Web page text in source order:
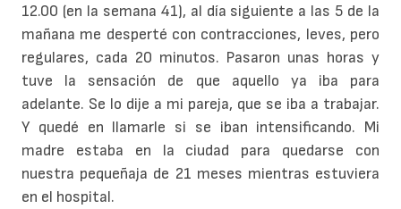
12.00 (en la semana 41), al día siguiente a las 5 de la
mañana me desperté con contracciones, leves, pero
regulares, cada 20 minutos. Pasaron unas horas y
tuve la sensación de que aquello ya iba para
adelante. Se lo dije a mi pareja, que se iba a trabajar.
Y quedé en llamarle si se iban intensificando. Mi
madre estaba en la ciudad para quedarse con
nuestra pequeñaja de 21 meses mientras estuviera
en el hospital.